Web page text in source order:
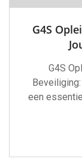
G4S
G4S
een